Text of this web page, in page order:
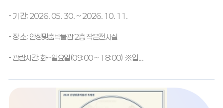
- 기 간: 2026. 05. 30. ~ 2026. 10. 11.
- 장 소: 안성맞춤박물관 2층 작은전시실
- 관람시간: 화~일요일(09:00 ~ 18:00) ※입...